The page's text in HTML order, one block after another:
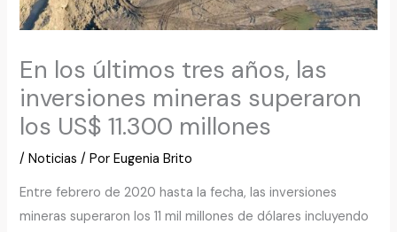
En los últimos tres años, las
inversiones mineras superaron
los US$ 11.300 millones
/Noticias / PorEugenia Brito
Entre febrero de 2020 hasta la fecha, las inversiones
mineras superaron los 11 mil millones de dólares incluyendo